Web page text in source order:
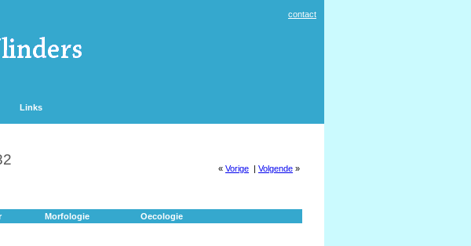
contact
Links
« Vorige | Volgende »
Morfologie Oecologie